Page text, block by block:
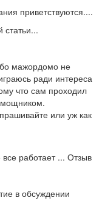
приветствуются....
статьи...
мажордомо не
ради интереса
что сам проходил
или уж как
работает ... Отзыв
в обсуждении